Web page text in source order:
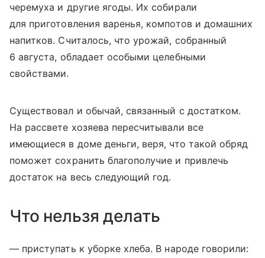
черемуха и другие ягоды. Их собирали
для приготовления варенья, компотов и домашних
напитков. Считалось, что урожай, собранный
6 августа, обладает особыми целебными
свойствами.
Существовал и обычай, связанный с достатком.
На рассвете хозяева пересчитывали все
имеющиеся в доме деньги, веря, что такой обряд
поможет сохранить благополучие и привлечь
достаток на весь следующий год.
Что нельзя делать
— приступать к уборке хлеба. В народе говорили: